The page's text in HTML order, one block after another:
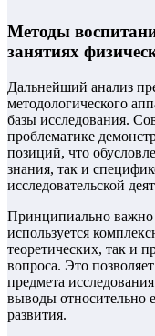
Методы
занятиях
Дальнейший анализ
методологического
базы исследования.
проблематике
позиций, что
знания, так и
исследовательской
Принципиально важно
используется
теоретических, так и
вопроса. Это
предмета
выводы относительно
развития.